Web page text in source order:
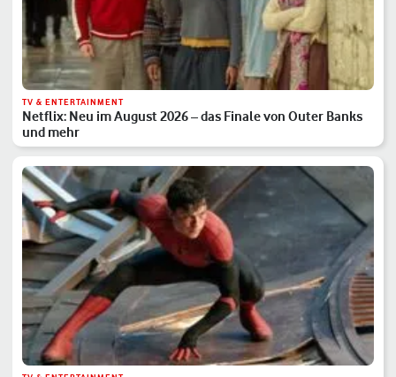
TV & ENTERTAINMENT
Netflix: Neu im August 2026 – das Finale von Outer Banks
und mehr